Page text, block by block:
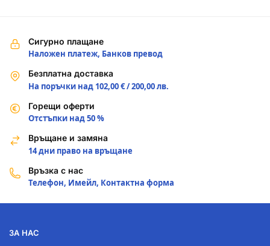
Сигурно плащане
Наложен платеж, Банков превод
Безплатна доставка
На поръчки над 102,00 € / 200,00 лв.
Горещи оферти
Отстъпки над 50 %
Връщане и замяна
14 дни право на връщане
Връзка с нас
Телефон, Имейл, Контактна форма
ЗА НАС